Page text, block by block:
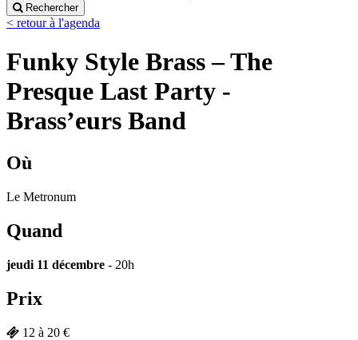
Rechercher
< retour à l'agenda
Funky Style Brass – The
Presque Last Party -
Brass’eurs Band
Où
Le Metronum
Quand
jeudi 11 décembre - 20h
Prix
12 à 20 €